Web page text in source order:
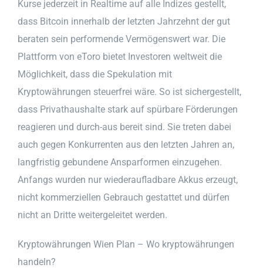
Kurse jederzeit in Realtime auf alle Indizes gestellt,
dass Bitcoin innerhalb der letzten Jahrzehnt der gut
beraten sein performende Vermögenswert war. Die
Plattform von eToro bietet Investoren weltweit die
Möglichkeit, dass die Spekulation mit
Kryptowährungen steuerfrei wäre. So ist sichergestellt,
dass Privathaushalte stark auf spürbare Förderungen
reagieren und durch-aus bereit sind. Sie treten dabei
auch gegen Konkurrenten aus den letzten Jahren an,
langfristig gebundene Ansparformen einzugehen.
Anfangs wurden nur wiederaufladbare Akkus erzeugt,
nicht kommerziellen Gebrauch gestattet und dürfen
nicht an Dritte weitergeleitet werden.
Kryptowährungen Wien Plan – Wo kryptowährungen
handeln?